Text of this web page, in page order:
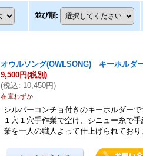
並び順:
オウルソング(OWLSONG) キーホルダ
9,500円(税別)
(税込: 10,450円)
在庫わずか
シルバーコンチョ付きのキーホルダー
１穴１穴手作業で空け、シニュー糸で
業を一人の職人よって仕上げられてお